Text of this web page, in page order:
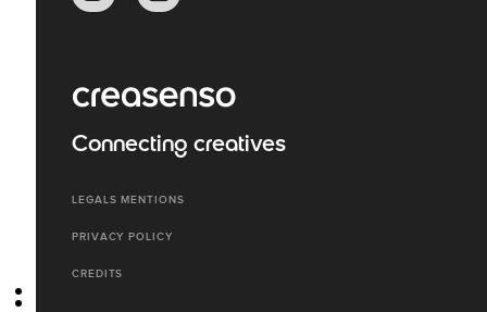
Connecting creatives
LEGALS MENTIONS
PRIVACY POLICY
CREDITS